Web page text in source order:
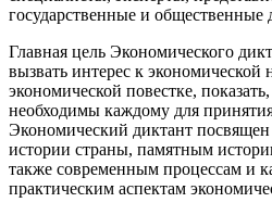
государственные и общественные
Главная цель Экономического
вызвать интерес к экономической
экономической повестке,
необходимы каждому для
Экономический диктант
истории страны, памятным
также современным процессам и
практическим аспектам